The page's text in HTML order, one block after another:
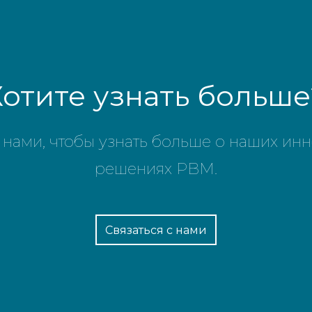
узнать
нами, чтобы узнать больше о наших
решениях PBM.
Связаться с нами